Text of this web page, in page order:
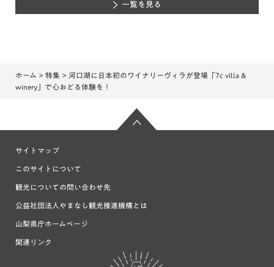
一覧を見る
ホーム > 特集 > 河口湖に日本初のワイナリーヴィラが登場「7c villa &
winery」で心おどる体験を！
サイトマップ
このサイトについて
観光についての問い合わせ先
公益社団法人やまなし観光推進機構とは
山梨県庁ホームページ
関連リンク
富士の国や